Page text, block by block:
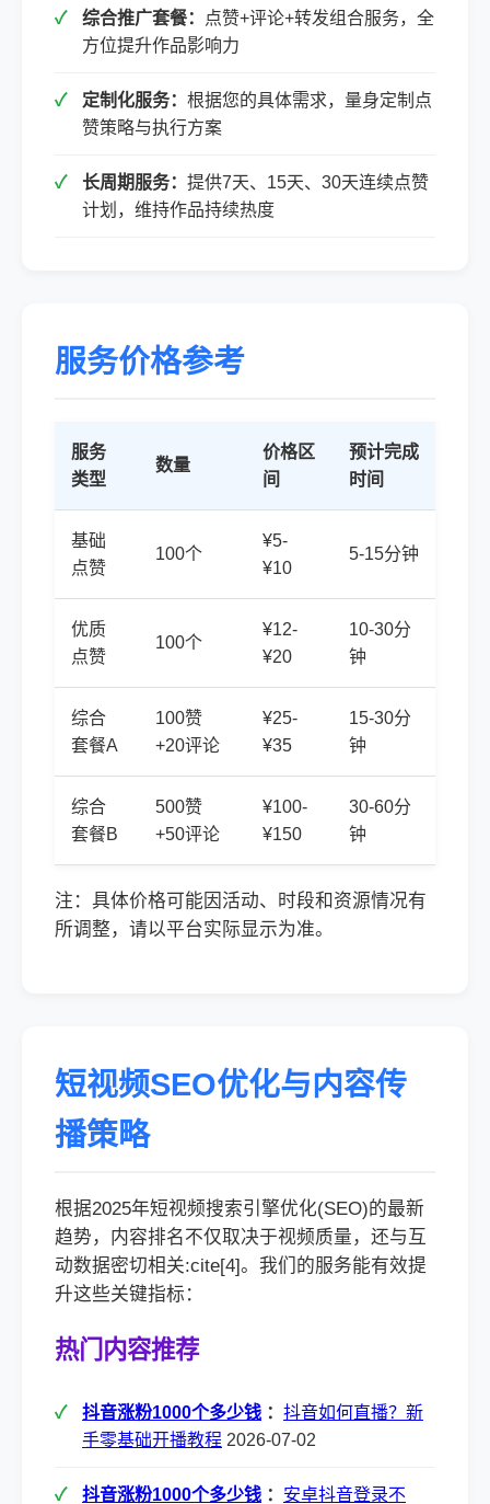
综合推广套餐：
点赞+评论+转发组合服务，全
方位提升作品影响力
定制化服务： 根据您的具体需求，量身定制点
赞策略与执行方案
长周期服务： 提供7天、15天、30天连续点赞
计划，维持作品持续热度
服务价格参考
服务
类型
数量
价格区
间
预计完成
时间
基础
点赞
100个
¥5-
¥10
5-15分钟
优质
点赞
100个
¥12-
¥20
10-30分
钟
综合
套餐A
100赞
+20评论
¥25-
¥35
15-30分
钟
综合
套餐B
500赞
+50评论
¥100-
¥150
30-60分
钟
注：具体价格可能因活动、时段和资源情况有
所调整，请以平台实际显示为准。
短视频SEO优化与内容传
播策略
根据2025年短视频搜索引擎优化(SEO)的最新
趋势，内容排名不仅取决于视频质量，还与互
动数据密切相关:cite[4]。我们的服务能有效提
升这些关键指标：
热门内容推荐
抖音涨粉1000个多少钱 ： 抖音如何直播？新
手零基础开播教程 2026-07-02
抖音涨粉1000个多少钱 ： 安卓抖音登录不